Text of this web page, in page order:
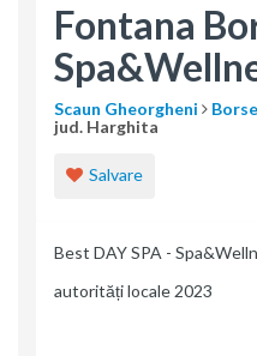
Fontana
Scaun Gheorgheni
jud. Harghita
Salvare
Best DAY SPA -
autorități locale 2023